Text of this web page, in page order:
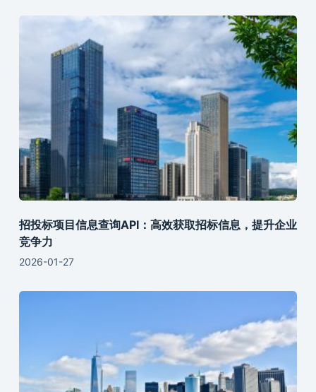
招投标项目信息查询API：高效获取招标信息，提升企业
竞争力
2026-01-27